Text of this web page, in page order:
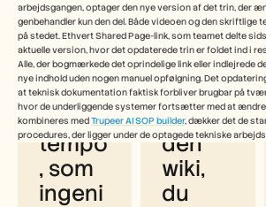
arbejdsgangen, optager den nye version af det trin, der
genbehandler kun den del. Både videoen og den skriftlige
på stedet. Ethvert Shared Page-link, som teamet delte
aktuelle version, hvor det opdaterede trin er foldet ind i
Alle, der bogmærkede det oprindelige link eller indlejrede
nye indhold uden nogen manuel opfølgning. Det
at teknisk dokumentation faktisk forbliver brugbar på
hvor de underliggende systemer fortsætter med at ændre
kombineres med Trupeer AI SOP builder, dækker det de
procedures, der ligger under de optagede tekniske
Hvorfor ingeniørteams
Trupeer AI til teknisk
Produ
ktions
tempo
, som
ingeni
Indlejr
es i
den
wiki,
du